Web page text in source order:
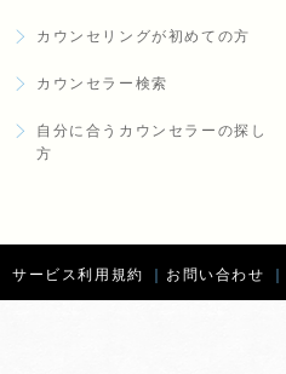
カウンセリングが初めての方
カウンセラー検索
自分に合うカウンセラーの探し
方
サービス利用規約 お問い合わせ